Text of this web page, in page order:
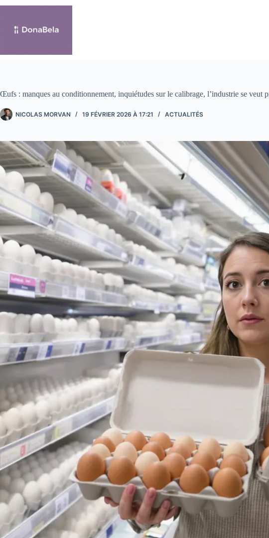
Passer
Œufs : manques au conditionnement, inquiétudes sur le calibrage, l’industrie se veut
NICOLAS MORVAN 19 FÉVRIER 2026 À 17:21 ACTUALITÉS